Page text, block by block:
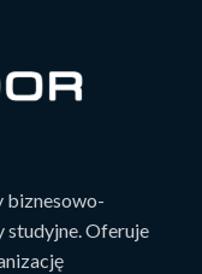
biznesowo-
studyjne. Oferuje